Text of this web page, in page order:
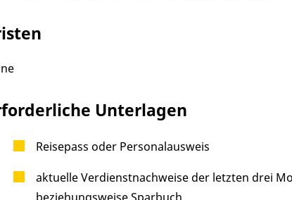
Unterlagen
Reisepass oder Personalausweis
aktuelle Verdienstnachweise der letzten drei